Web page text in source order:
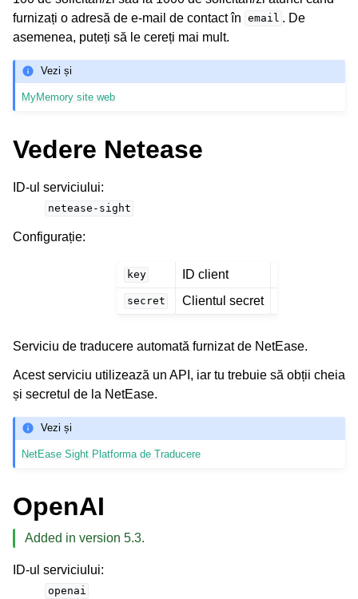
furnizați o adresă de e-mail de contact în email . De
asemenea, puteți să le cereți mai mult.
Vezi și
MyMemory site web
Vedere Netease
ID-ul serviciului:
netease-sight
Configurație:
key ID client
secret Clientul secret
Serviciu de traducere automată furnizat de NetEase.
Acest serviciu utilizează un API, iar tu trebuie să obții cheia
și secretul de la NetEase.
Vezi și
NetEase Sight Platforma de Traducere
OpenAI
Added in version 5.3.
ID-ul serviciului:
openai